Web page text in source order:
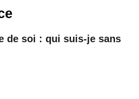
de soi : qui suis-je sans